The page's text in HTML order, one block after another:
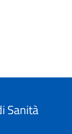
Sanità